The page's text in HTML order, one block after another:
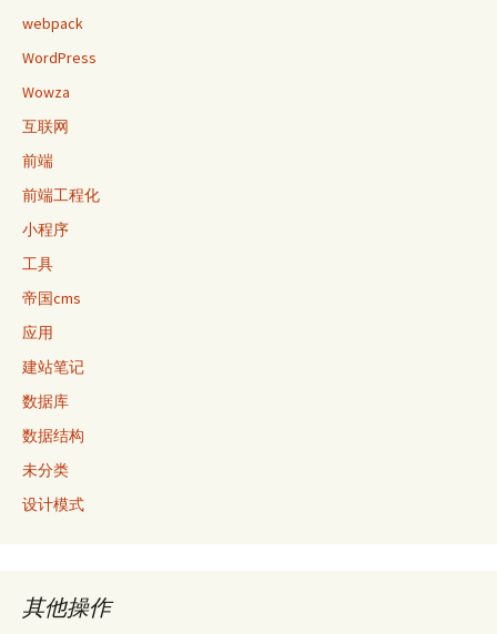
webpack
WordPress
Wowza
互联网
前端
前端工程化
小程序
工具
帝国cms
应用
建站笔记
数据库
数据结构
未分类
设计模式
其他操作